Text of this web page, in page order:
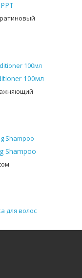
100мл
Shampoo
для волос